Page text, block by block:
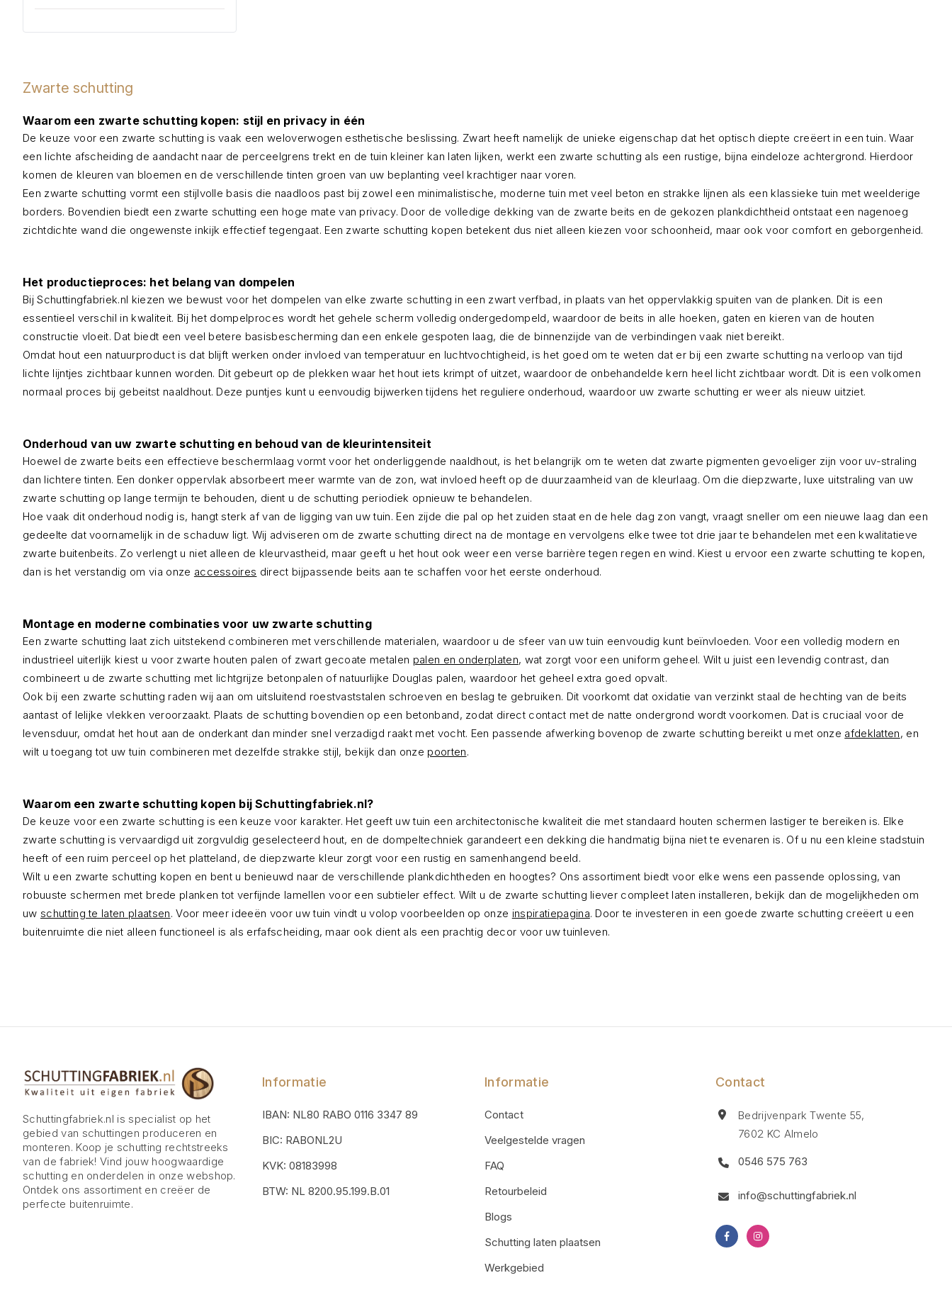
Zwarte schutting
Waarom een zwarte schutting kopen: stijl en privacy in één
De keuze voor een zwarte schutting is vaak een weloverwogen esthetische beslissing. Zwart heeft namelijk de unieke eigenschap dat het optisch diepte creëert in een tuin. Waar
een lichte afscheiding de aandacht naar de perceelgrens trekt en de tuin kleiner kan laten lijken, werkt een zwarte schutting als een rustige, bijna eindeloze achtergrond. Hierdoor
komen de kleuren van bloemen en de verschillende tinten groen van uw beplanting veel krachtiger naar voren.
Een zwarte schutting vormt een stijlvolle basis die naadloos past bij zowel een minimalistische, moderne tuin met veel beton en strakke lijnen als een klassieke tuin met weelderige
borders. Bovendien biedt een zwarte schutting een hoge mate van privacy. Door de volledige dekking van de zwarte beits en de gekozen plankdichtheid ontstaat een nagenoeg
zichtdichte wand die ongewenste inkijk effectief tegengaat. Een zwarte schutting kopen betekent dus niet alleen kiezen voor schoonheid, maar ook voor comfort en geborgenheid.
Het productieproces: het belang van dompelen
Bij Schuttingfabriek.nl kiezen we bewust voor het dompelen van elke zwarte schutting in een zwart verfbad, in plaats van het oppervlakkig spuiten van de planken. Dit is een
essentieel verschil in kwaliteit. Bij het dompelproces wordt het gehele scherm volledig ondergedompeld, waardoor de beits in alle hoeken, gaten en kieren van de houten
constructie vloeit. Dat biedt een veel betere basisbescherming dan een enkele gespoten laag, die de binnenzijde van de verbindingen vaak niet bereikt.
Omdat hout een natuurproduct is dat blijft werken onder invloed van temperatuur en luchtvochtigheid, is het goed om te weten dat er bij een zwarte schutting na verloop van tijd
lichte lijntjes zichtbaar kunnen worden. Dit gebeurt op de plekken waar het hout iets krimpt of uitzet, waardoor de onbehandelde kern heel licht zichtbaar wordt. Dit is een volkomen
normaal proces bij gebeitst naaldhout. Deze puntjes kunt u eenvoudig bijwerken tijdens het reguliere onderhoud, waardoor uw zwarte schutting er weer als nieuw uitziet.
Onderhoud van uw zwarte schutting en behoud van de kleurintensiteit
Hoewel de zwarte beits een effectieve beschermlaag vormt voor het onderliggende naaldhout, is het belangrijk om te weten dat zwarte pigmenten gevoeliger zijn voor uv-straling
dan lichtere tinten. Een donker oppervlak absorbeert meer warmte van de zon, wat invloed heeft op de duurzaamheid van de kleurlaag. Om die diepzwarte, luxe uitstraling van uw
zwarte schutting op lange termijn te behouden, dient u de schutting periodiek opnieuw te behandelen.
Hoe vaak dit onderhoud nodig is, hangt sterk af van de ligging van uw tuin. Een zijde die pal op het zuiden staat en de hele dag zon vangt, vraagt sneller om een nieuwe laag dan een
gedeelte dat voornamelijk in de schaduw ligt. Wij adviseren om de zwarte schutting direct na de montage en vervolgens elke twee tot drie jaar te behandelen met een kwalitatieve
zwarte buitenbeits. Zo verlengt u niet alleen de kleurvastheid, maar geeft u het hout ook weer een verse barrière tegen regen en wind. Kiest u ervoor een zwarte schutting te kopen,
dan is het verstandig om via onze accessoires direct bijpassende beits aan te schaffen voor het eerste onderhoud.
Montage en moderne combinaties voor uw zwarte schutting
Een zwarte schutting laat zich uitstekend combineren met verschillende materialen, waardoor u de sfeer van uw tuin eenvoudig kunt beïnvloeden. Voor een volledig modern en
industrieel uiterlijk kiest u voor zwarte houten palen of zwart gecoate metalen palen en onderplaten, wat zorgt voor een uniform geheel. Wilt u juist een levendig contrast, dan
combineert u de zwarte schutting met lichtgrijze betonpalen of natuurlijke Douglas palen, waardoor het geheel extra goed opvalt.
Ook bij een zwarte schutting raden wij aan om uitsluitend roestvaststalen schroeven en beslag te gebruiken. Dit voorkomt dat oxidatie van verzinkt staal de hechting van de beits
aantast of lelijke vlekken veroorzaakt. Plaats de schutting bovendien op een betonband, zodat direct contact met de natte ondergrond wordt voorkomen. Dat is cruciaal voor de
levensduur, omdat het hout aan de onderkant dan minder snel verzadigd raakt met vocht. Een passende afwerking bovenop de zwarte schutting bereikt u met onze afdeklatten, en
wilt u toegang tot uw tuin combineren met dezelfde strakke stijl, bekijk dan onze poorten.
Waarom een zwarte schutting kopen bij Schuttingfabriek.nl?
De keuze voor een zwarte schutting is een keuze voor karakter. Het geeft uw tuin een architectonische kwaliteit die met standaard houten schermen lastiger te bereiken is. Elke
zwarte schutting is vervaardigd uit zorgvuldig geselecteerd hout, en de dompeltechniek garandeert een dekking die handmatig bijna niet te evenaren is. Of u nu een kleine stadstuin
heeft of een ruim perceel op het platteland, de diepzwarte kleur zorgt voor een rustig en samenhangend beeld.
Wilt u een zwarte schutting kopen en bent u benieuwd naar de verschillende plankdichtheden en hoogtes? Ons assortiment biedt voor elke wens een passende oplossing, van
robuuste schermen met brede planken tot verfijnde lamellen voor een subtieler effect. Wilt u de zwarte schutting liever compleet laten installeren, bekijk dan de mogelijkheden om
uw schutting te laten plaatsen. Voor meer ideeën voor uw tuin vindt u volop voorbeelden op onze inspiratiepagina. Door te investeren in een goede zwarte schutting creëert u een
buitenruimte die niet alleen functioneel is als erfafscheiding, maar ook dient als een prachtig decor voor uw tuinleven.
Schuttingfabriek.nl is specialist op het
gebied van schuttingen produceren en
monteren. Koop je schutting rechtstreeks
van de fabriek! Vind jouw hoogwaardige
schutting en onderdelen in onze webshop.
Ontdek ons assortiment en creëer de
perfecte buitenruimte.
Informatie
IBAN: NL80 RABO 0116 3347 89
BIC: RABONL2U
KVK: 08183998
BTW: NL 8200.95.199.B.01
Informatie
Contact
Veelgestelde vragen
FAQ
Retourbeleid
Blogs
Schutting laten plaatsen
Werkgebied
Contact
Bedrijvenpark Twente 55,
7602 KC Almelo
0546 575 763
info@schuttingfabriek.nl